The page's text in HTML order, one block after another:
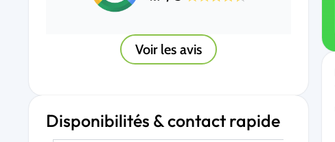
Voir les avis
Disponibilités & contact rapide